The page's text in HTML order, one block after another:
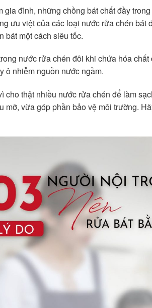
gia đình, những chồng bát chất đầy
ưu việt của các loại nước rửa chén bát
bát một cách siêu tốc.
nước rửa chén đôi khi chứa hóa
ô nhiễm nguồn nước ngầm.
cho thật nhiều nước rửa chén để làm
mỡ, vừa góp phần bảo vệ môi trường.